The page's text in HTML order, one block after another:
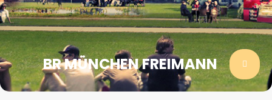
BR MÜNCHEN FREIMANN